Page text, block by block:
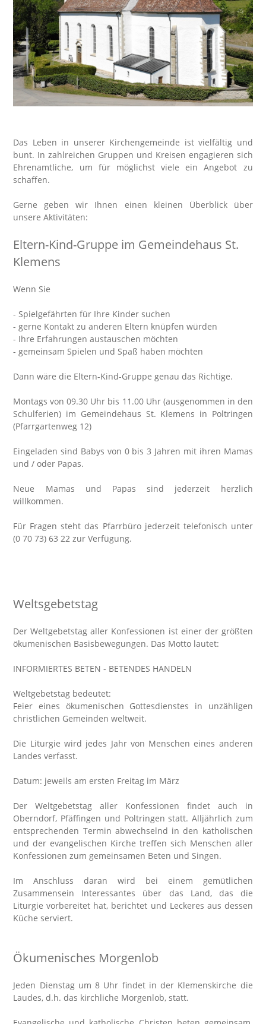
Das Leben in unserer Kirchengemeinde ist vielfältig und
bunt. In zahlreichen Gruppen und Kreisen engagieren sich
Ehrenamtliche, um für möglichst viele ein Angebot zu
schaffen.
Gerne geben wir Ihnen einen kleinen Überblick über
unsere Aktivitäten:
Eltern-Kind-Gruppe im Gemeindehaus St.
Klemens
Wenn Sie
- Spielgefährten für Ihre Kinder suchen
- gerne Kontakt zu anderen Eltern knüpfen würden
- Ihre Erfahrungen austauschen möchten
- gemeinsam Spielen und Spaß haben möchten
Dann wäre die Eltern-Kind-Gruppe genau das Richtige.
Montags von 09.30 Uhr bis 11.00 Uhr (ausgenommen in den
Schulferien) im Gemeindehaus St. Klemens in Poltringen
(Pfarrgartenweg 12)
Eingeladen sind Babys von 0 bis 3 Jahren mit ihren Mamas
und / oder Papas.
Neue Mamas und Papas sind jederzeit herzlich
willkommen.
Für Fragen steht das Pfarrbüro jederzeit telefonisch unter
(0 70 73) 63 22 zur Verfügung.
Weltsgebetstag
Der Weltgebetstag aller Konfessionen ist einer der größten
ökumenischen Basisbewegungen. Das Motto lautet:
INFORMIERTES BETEN - BETENDES HANDELN
Weltgebetstag bedeutet:
Feier eines ökumenischen Gottesdienstes in unzähligen
christlichen Gemeinden weltweit.
Die Liturgie wird jedes Jahr von Menschen eines anderen
Landes verfasst.
Datum: jeweils am ersten Freitag im März
Der Weltgebetstag aller Konfessionen findet auch in
Oberndorf, Pfäffingen und Poltringen statt. Alljährlich zum
entsprechenden Termin abwechselnd in den katholischen
und der evangelischen Kirche treffen sich Menschen aller
Konfessionen zum gemeinsamen Beten und Singen.
Im Anschluss daran wird bei einem gemütlichen
Zusammensein Interessantes über das Land, das die
Liturgie vorbereitet hat, berichtet und Leckeres aus dessen
Küche serviert.
Ökumenisches Morgenlob
Jeden Dienstag um 8 Uhr findet in der Klemenskirche die
Laudes, d.h. das kirchliche Morgenlob, statt.